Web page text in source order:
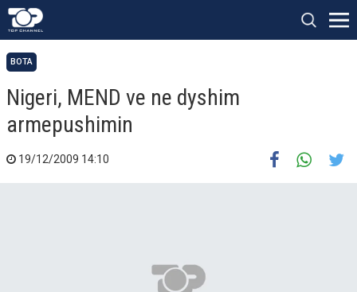
BOTA
Nigeri, MEND ve ne dyshim
armepushimin
19/12/2009 14:10